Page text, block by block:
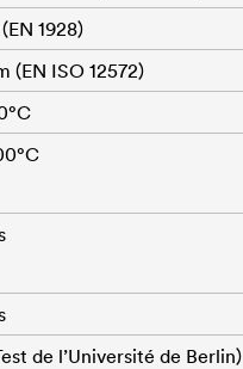
1928)
(EN ISO 12572)
de l’Université de Berlin)